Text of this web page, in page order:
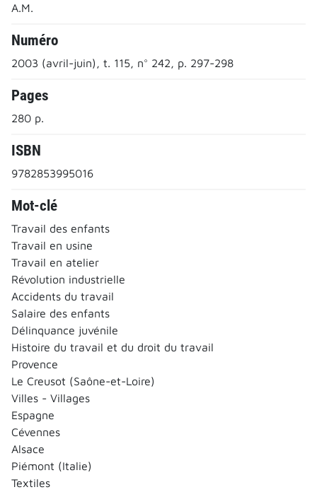
A.M.
Numéro
2003 (avril-juin), t. 115, n° 242, p. 297-298
Pages
280 p.
ISBN
9782853995016
Mot-clé
Travail des enfants
Travail en usine
Travail en atelier
Révolution industrielle
Accidents du travail
Salaire des enfants
Délinquance juvénile
Histoire du travail et du droit du travail
Provence
Le Creusot (Saône-et-Loire)
Villes - Villages
Espagne
Cévennes
Alsace
Piémont (Italie)
Textiles